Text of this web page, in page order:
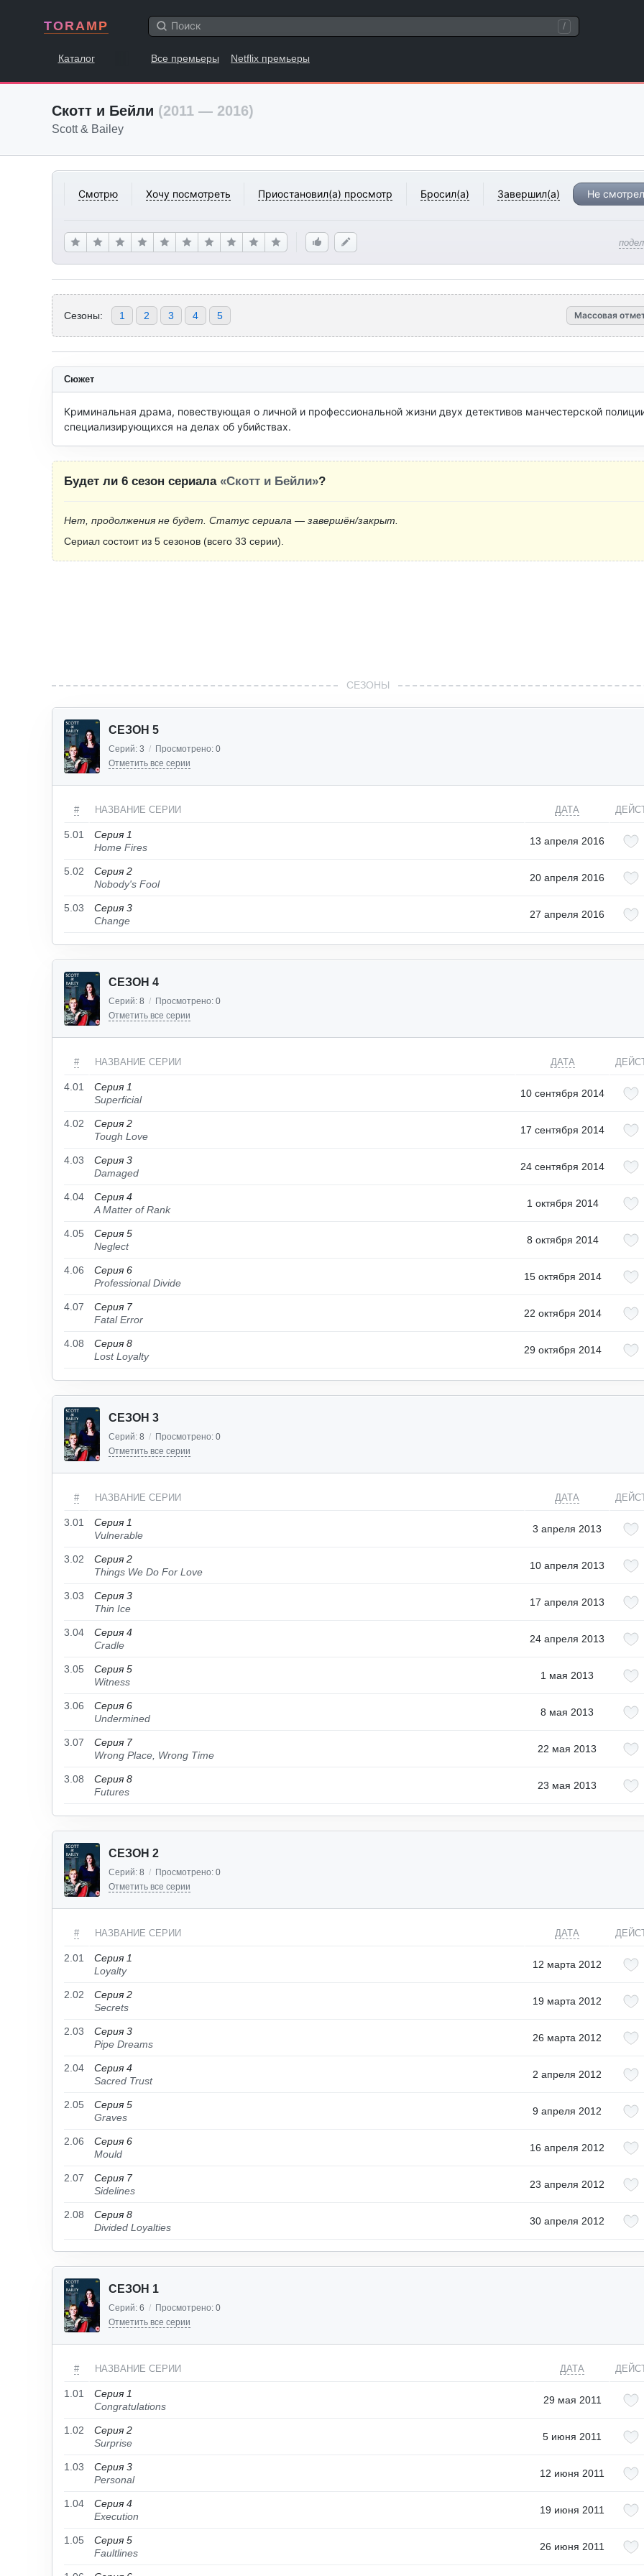
TORAMP /
Каталог Все премьеры Netflix премьеры
Скотт и Бейли (2011 — 2016)
Scott & Bailey
Смотрю Хочу посмотреть Приостановил(а) просмотр Бросил(а) Завершил(а) Не
Сезоны: 1 2 3 4 5 Массовая
Сюжет
Криминальная драма, повествующая о личной и профессиональной жизни двух детективов манчестерской
специализирующихся на делах об убийствах.
Будет ли 6 сезон сериала «Скотт и Бейли»?
Нет, продолжения не будет. Статус сериала — завершён/закрыт.
Сериал состоит из 5 сезонов (всего 33 серии).
СЕЗОНЫ
СЕЗОН 5
Серий: 3 / Просмотрено: 0
Отметить все серии
# НАЗВАНИЕ СЕРИИ ДАТА
5.01
Серия 1
Home Fires
13 апреля 2016
5.02
Серия 2
Nobody's Fool
20 апреля 2016
5.03
Серия 3
Change
27 апреля 2016
СЕЗОН 4
Серий: 8 / Просмотрено: 0
Отметить все серии
# НАЗВАНИЕ СЕРИИ ДАТА
4.01
Серия 1
Superficial
10 сентября 2014
4.02
Серия 2
Tough Love
17 сентября 2014
4.03
Серия 3
Damaged
24 сентября 2014
4.04
Серия 4
A Matter of Rank
1 октября 2014
4.05
Серия 5
Neglect
8 октября 2014
4.06
Серия 6
Professional Divide
15 октября 2014
4.07
Серия 7
Fatal Error
22 октября 2014
4.08
Серия 8
Lost Loyalty
29 октября 2014
СЕЗОН 3
Серий: 8 / Просмотрено: 0
Отметить все серии
# НАЗВАНИЕ СЕРИИ ДАТА
3.01
Серия 1
Vulnerable
3 апреля 2013
3.02
Серия 2
Things We Do For Love
10 апреля 2013
3.03
Серия 3
Thin Ice
17 апреля 2013
3.04
Серия 4
Cradle
24 апреля 2013
3.05
Серия 5
Witness
1 мая 2013
3.06
Серия 6
Undermined
8 мая 2013
3.07
Серия 7
Wrong Place, Wrong Time
22 мая 2013
3.08
Серия 8
Futures
23 мая 2013
СЕЗОН 2
Серий: 8 / Просмотрено: 0
Отметить все серии
# НАЗВАНИЕ СЕРИИ ДАТА
2.01
Серия 1
Loyalty
12 марта 2012
2.02
Серия 2
Secrets
19 марта 2012
2.03
Серия 3
Pipe Dreams
26 марта 2012
2.04
Серия 4
Sacred Trust
2 апреля 2012
2.05
Серия 5
Graves
9 апреля 2012
2.06
Серия 6
Mould
16 апреля 2012
2.07
Серия 7
Sidelines
23 апреля 2012
2.08
Серия 8
Divided Loyalties
30 апреля 2012
СЕЗОН 1
Серий: 6 / Просмотрено: 0
Отметить все серии
# НАЗВАНИЕ СЕРИИ ДАТА
1.01
Серия 1
Congratulations
29 мая 2011
1.02
Серия 2
Surprise
5 июня 2011
1.03
Серия 3
Personal
12 июня 2011
1.04
Серия 4
Execution
19 июня 2011
1.05
Серия 5
Faultlines
26 июня 2011